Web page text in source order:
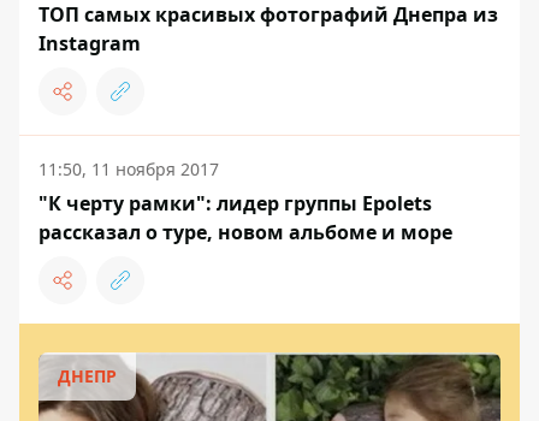
ТОП самых красивых фотографий Днепра из
Instagram
11:50, 11 ноября 2017
"К черту рамки": лидер группы Epolets
рассказал о туре, новом альбоме и море
ДНЕПР